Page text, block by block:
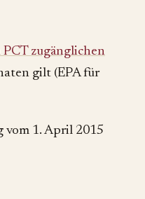
PCT zugänglichen
gilt (EPA für
1. April 2015